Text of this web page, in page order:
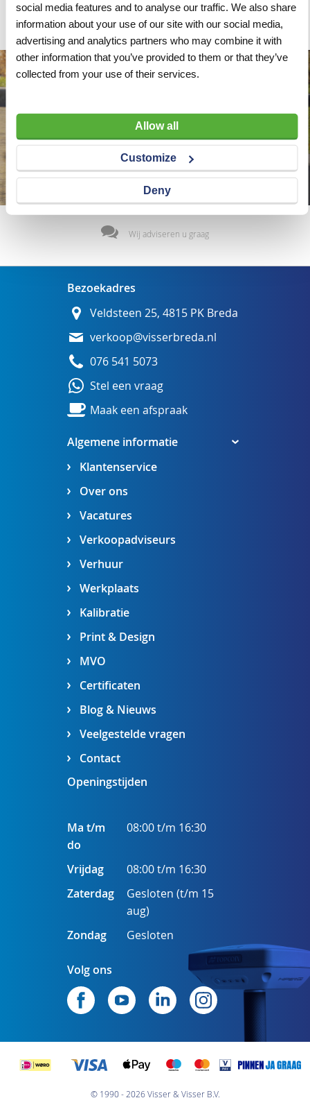
social media features and to analyse our traffic. We also share
information about your use of our site with our social media,
advertising and analytics partners who may combine it with
other information that you’ve provided to them or that they’ve
collected from your use of their services.
Allow all
Customize
Deny
€ 11,50
Wij adviseren u graag
Algemene informatie
Klantenservice
Over ons
Vacatures
Verkoopadviseurs
Verhuur
Werkplaats
Kalibratie
Print & Design
MVO
Certificaten
Blog & Nieuws
Veelgestelde vragen
Contact
Bezoekadres
Veldsteen 25, 4815 PK Breda
verkoop@visserbreda.nl
076 541 5073
Stel een vraag
Maak een afspraak
Openingstijden
Ma t/m
do
08:00 t/m 16:30
Vrijdag
08:00 t/m 16:30
Zaterdag
Gesloten (t/m 15
aug)
Zondag
Gesloten
Volg ons
© 1990 - 2026 Visser & Visser B.V.